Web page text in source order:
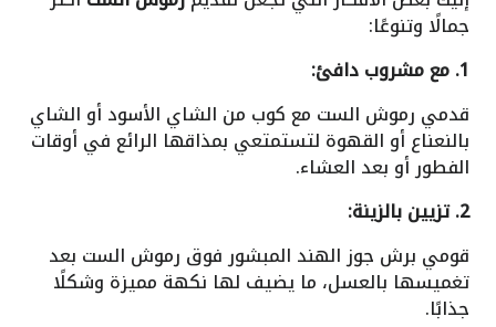
جمالًا وتنوعًا:
1. مع مشروب دافئ:
قدمي رموش الست مع كوب من الشاي الأسود أو الشاي
بالنعناع أو القهوة لتستمتعي بمذاقها الرائع في أوقات
الفطور أو بعد العشاء.
2. تزيين بالزينة:
قومي برش جوز الهند المبشور فوق رموش الست بعد
تغميسها بالعسل، ما يضيف لها نكهة مميزة وشكلًا
جذابًا.